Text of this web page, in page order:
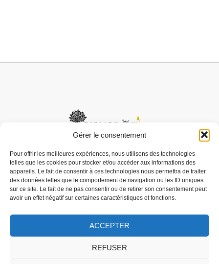
Gérer le consentement
Pour offrir les meilleures expériences, nous utilisons des technologies
telles que les cookies pour stocker et/ou accéder aux informations des
appareils. Le fait de consentir à ces technologies nous permettra de traiter
des données telles que le comportement de navigation ou les ID uniques
sur ce site. Le fait de ne pas consentir ou de retirer son consentement peut
avoir un effet négatif sur certaines caractéristiques et fonctions.
ACCEPTER
REFUSER
Mairie de Boismorand
Rue de la mairie
45290 BOISMORAND
Nous contacter
Horaires d'ouverture
Mme PRESSOIR Christelle vous accueille: